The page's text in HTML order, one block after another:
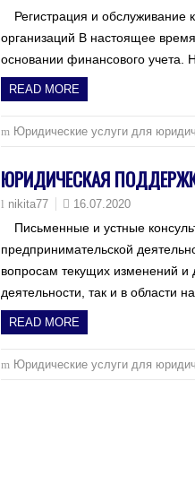
Регистрация и обслуживание
организаций В настоящее
основании финансового учета.
READ MORE
Юридические услуги для
ЮРИДИЧЕСКАЯ
nikita77 16.07.2020
Письменные и устные
предпринимательской
вопросам текущих изменений и
деятельности, так и в области
READ MORE
Юридические услуги для